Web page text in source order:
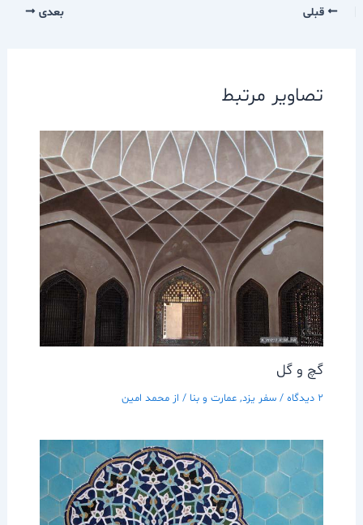
قبلی بعدی
تصاویر مرتبط
گچ و گل
2 دیدگاه / سفر يزد, عمارت و بنا / از محمد امین